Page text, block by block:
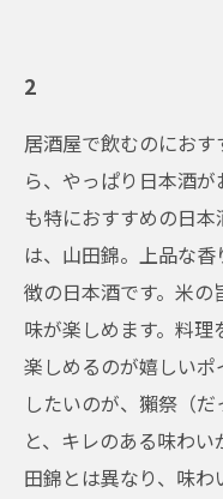
2
居酒屋で飲むのにお
ら、やっぱり日本酒
も特におすすめの日
は、山田錦。上品な
徴の日本酒です。米
味が楽しめます。料理
楽しめるのが嬉しいポ
したいのが、獺祭（
と、キレのある味わ
田錦とは異なり、味